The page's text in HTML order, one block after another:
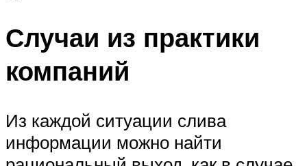
Случаи из практики
компаний
Из каждой ситуации слива
информации можно найти